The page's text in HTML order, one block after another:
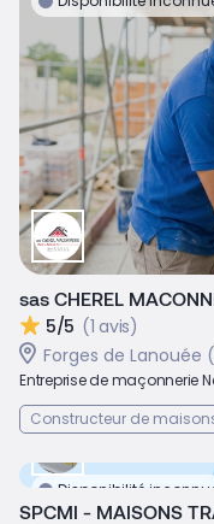
sas CHEREL
5/5 (1 avis)
Forges de Lanouée
Entreprise de maçonnerie
Constructeur de
Disponibilité
SPCMI - MAISONS